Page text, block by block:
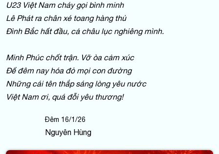
U23 Việt Nam cháy gọi bình minh
Lê Phát ra chân xé toang hàng thủ
Đình Bắc hất đầu, cả châu lục nghiêng mình.
Minh Phúc chốt trận. Vỡ òa cảm xúc
Để đêm nay hóa đỏ mọi con đường
Những cái tên thắp sáng lòng yêu nước
Việt Nam ơi, quá đỗi yêu thương!
Đêm 16/1/26
Nguyên Hùng